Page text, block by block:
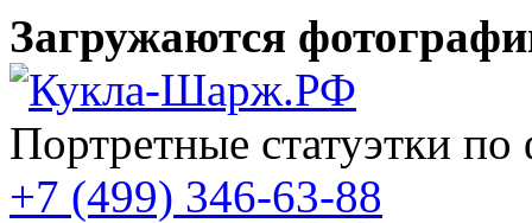
Загружаются
Портретные статуэтки по
+7 (499) 346-63-88